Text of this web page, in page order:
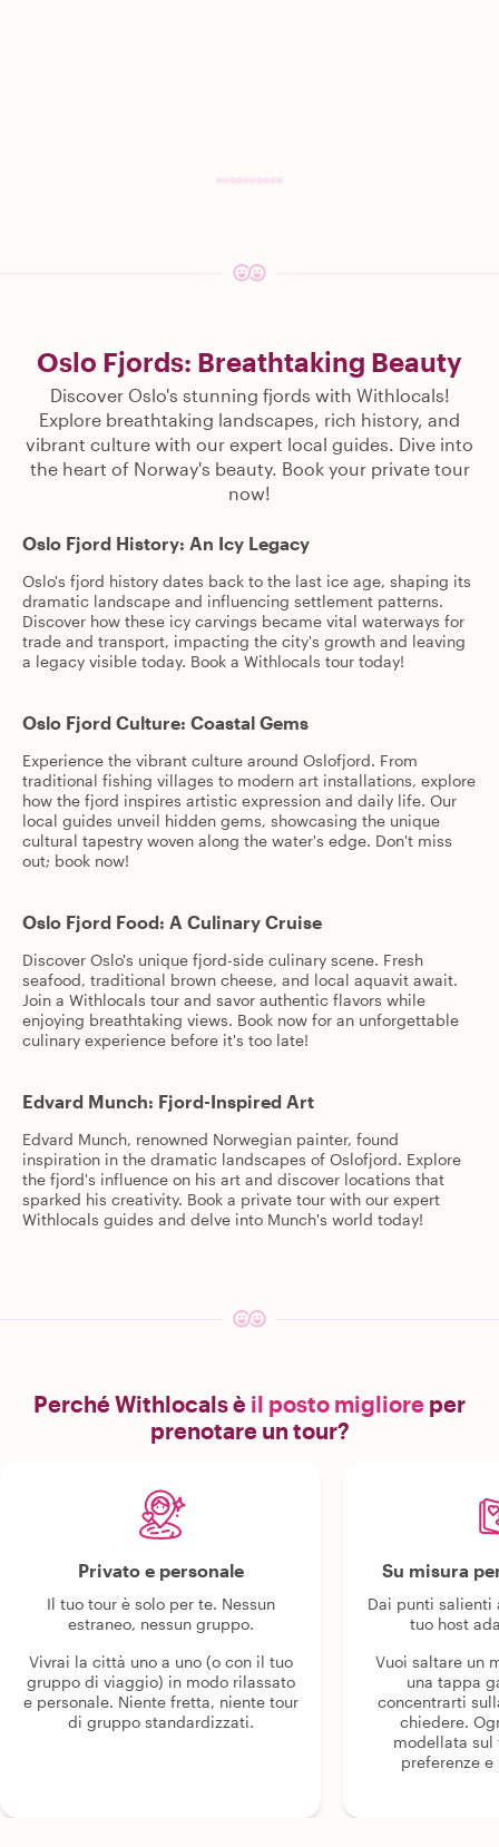
Oslo Fjords: Breathtaking Beauty
Discover Oslo's stunning fjords with Withlocals!
Explore breathtaking landscapes, rich history, and
vibrant culture with our expert local guides. Dive into
the heart of Norway's beauty. Book your private tour
now!
Oslo Fjord History: An Icy Legacy
Oslo's fjord history dates back to the last ice age, shaping its
dramatic landscape and influencing settlement patterns.
Discover how these icy carvings became vital waterways for
trade and transport, impacting the city's growth and leaving
a legacy visible today. Book a Withlocals tour today!
Oslo Fjord Culture: Coastal Gems
Experience the vibrant culture around Oslofjord. From
traditional fishing villages to modern art installations, explore
how the fjord inspires artistic expression and daily life. Our
local guides unveil hidden gems, showcasing the unique
cultural tapestry woven along the water's edge. Don't miss
out; book now!
Oslo Fjord Food: A Culinary Cruise
Discover Oslo's unique fjord-side culinary scene. Fresh
seafood, traditional brown cheese, and local aquavit await.
Join a Withlocals tour and savor authentic flavors while
enjoying breathtaking views. Book now for an unforgettable
culinary experience before it's too late!
Edvard Munch: Fjord-Inspired Art
Edvard Munch, renowned Norwegian painter, found
inspiration in the dramatic landscapes of Oslofjord. Explore
the fjord's influence on his art and discover locations that
sparked his creativity. Book a private tour with our expert
Withlocals guides and delve into Munch's world today!
Perché Withlocals è il posto migliore per
prenotare un tour?
Privato e personale
Il tuo tour è solo per te. Nessun
estraneo, nessun gruppo.
Vivrai la città uno a uno (o con il tuo
gruppo di viaggio) in modo rilassato
e personale. Niente fretta, niente tour
di gruppo standardizzati.
Su misura
Dai punti salienti
tuo host
Vuoi saltare un
una tappa
concentrarti
chiedere.
modellata sul
preferenze